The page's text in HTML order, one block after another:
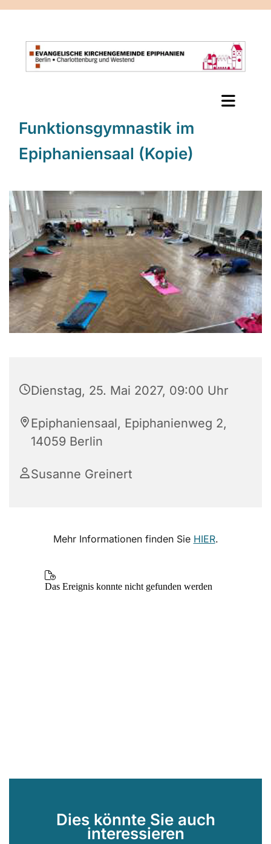
Funktionsgymnastik im
Epiphaniensaal (Kopie)
Dienstag, 25. Mai 2027, 09:00 Uhr
Epiphaniensaal, Epiphanienweg 2,
14059 Berlin
Susanne Greinert
Mehr Informationen finden Sie HIER.
Dies könnte Sie auch
interessieren